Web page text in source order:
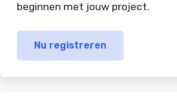
beginnen met jouw project.
Nu registreren